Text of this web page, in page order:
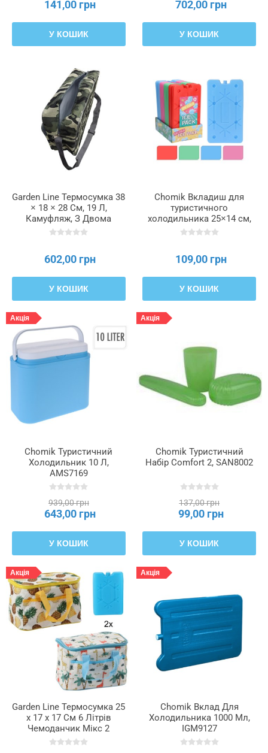
141,00 грн
У КОШИК
702,00 грн
У КОШИК
Garden Line Термосумка 38
× 18 × 28 См, 19 Л,
Камуфляж, З Двома
Охолоджувальними
602,00 грн
У КОШИК
Chomik Вкладиш для
туристичного
холодильника 25×14 см,
AMS3294
109,00 грн
У КОШИК
Акція
Chomik Туристичний
Холодильник 10 Л,
AMS7169
939,00 грн
643,00 грн
У КОШИК
Акція
Chomik Туристичний
Набір Comfort 2, SAN8002
137,00 грн
99,00 грн
У КОШИК
Акція
Garden Line Термосумка 25
x 17 x 17 См 6 Літрів
Чемоданчик Мікс 2
Дизайни З Двома
Акція
Chomik Вклад Для
Холодильника 1000 Мл,
IGM9127